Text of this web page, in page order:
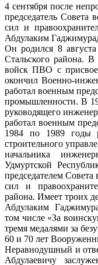
4 сентября после
председатель Совета
сил и
Абдулаким
Он родился 8
Стальского района.
войск ПВО с
окончил Военно-
работал военным
промышленности. В
руководящего
работал военным
1984 по 1989 годы
строительного
начальника
Удмуртской
председателем
сил и
района. Имеет троих
Абдулаким
том числе «За
тремя медалями за
60 и 70 лет
Неравнодушный и
Абдулаевичу